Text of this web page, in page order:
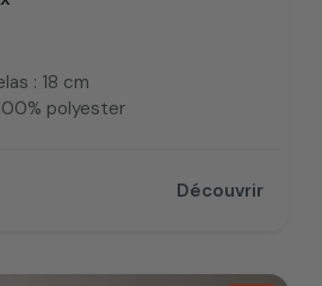
: 18 cm
polyester
Découvrir